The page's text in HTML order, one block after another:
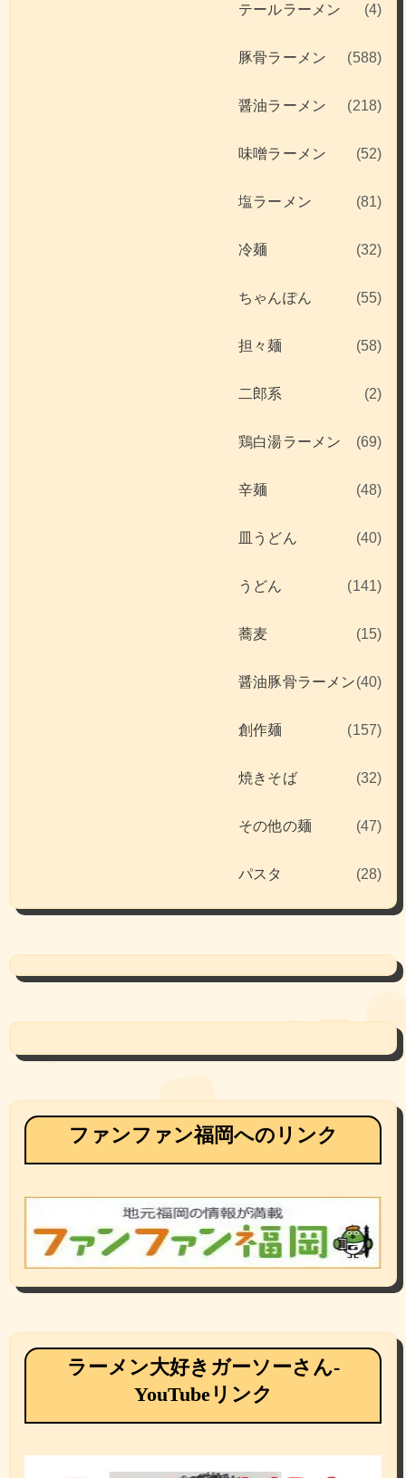
テールラーメン (4)
豚骨ラーメン (588)
醤油ラーメン (218)
味噌ラーメン (52)
塩ラーメン (81)
冷麺 (32)
ちゃんぽん (55)
担々麺 (58)
二郎系 (2)
鶏白湯ラーメン (69)
辛麺 (48)
皿うどん (40)
うどん (141)
蕎麦 (15)
醤油豚骨ラーメン(40)
創作麺 (157)
焼きそば (32)
その他の麺 (47)
パスタ (28)
ファンファン福岡へのリンク
ラーメン大好きガーソーさん-
YouTubeリンク